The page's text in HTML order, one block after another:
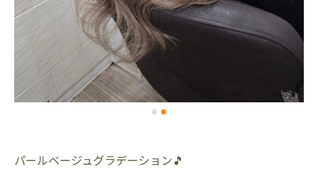
パールベージュグラデーション🎵